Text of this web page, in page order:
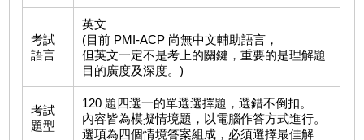
考試
語言
英文
(目前 PMI-ACP 尚無中文輔助語言，
但英文一定不是考上的關鍵，重要的是理解題
目的廣度及深度。)
考試
題型
120 題四選一的單選選擇題，選錯不倒扣。
內容皆為模擬情境題，以電腦作答方式進行。
選項為四個情境答案組成，必須選擇最佳解